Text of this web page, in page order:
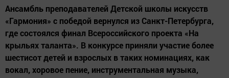
Ансамбль преподавателей Детской школы искусств
«Гармония» с победой вернулся из Санкт-Петербурга,
где состоялся финал Всероссийского проекта «На
крыльях таланта». В конкурсе приняли участие более
шестисот детей и взрослых в таких номинациях, как
вокал, хоровое пение, инструментальная музыка,